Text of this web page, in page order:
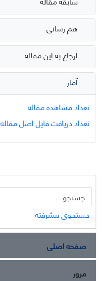
هم رسانی
ارجاع به این مقاله
آمار
تعداد مشاهده مقاله
تعداد دریافت فایل اصل مقاله
جستجوی پیشرفته
صفحه اصلی
مرور